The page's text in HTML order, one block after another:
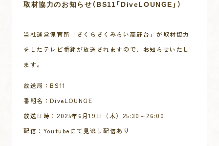
取材協力のお知らせ（BS11「DiveLOUNGE」）
当社運営保育所「さくらさくみらい高野台」が取材協力
をしたテレビ番組が放送されますので、お知らせいたし
ます。
放送局：BS11
番組名：DiveLOUNGE
放送日時：2025年6月19日（木）25:30～26:00
配信：Youtubeにて見逃し配信あり